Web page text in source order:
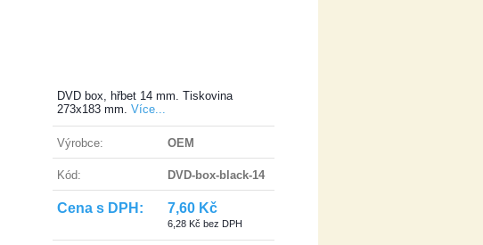
DVD box, hřbet 14 mm. Tiskovina
273x183 mm. Více...
Výrobce: OEM
Kód: DVD-box-black-14
Cena s DPH: 7,60 Kč
6,28 Kč bez DPH